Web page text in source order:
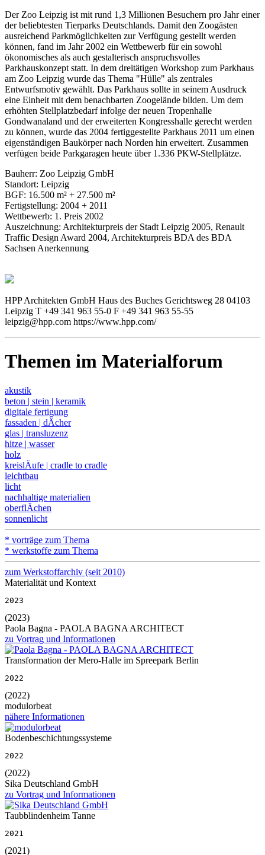
Der Zoo Leipzig ist mit rund 1,3 Millionen Besuchern pro Jahr einer
der beliebtesten Tierparks Deutschlands. Damit den Zoogästen
ausreichend Parkmöglichkeiten zur Verfügung gestellt werden
können, fand im Jahr 2002 ein Wettbewerb für ein sowohl
ökonomisches als auch gestalterisch anspruchsvolles
Parkhauskonzept statt. In dem dreitätigen Workshop zum Parkhaus
am Zoo Leipzig wurde das Thema "Hülle" als zentrales
Entwurfsmotiv gewählt. Das Parkhaus sollte in seinem Ausdruck
eine Einheit mit dem benachbarten Zoogelände bilden. Um dem
erhöhten Stellplatzbedarf infolge der neuen Tropenhalle
Gondwanaland und der erweiterten Kongresshalle gerecht werden
zu können, wurde das 2004 fertiggestellte Parkhaus 2011 um einen
eigenständigen Baukörper nach Norden hin erweitert. Zusammen
verfügen beide Parkgaragen heute über 1.336 PKW-Stellplätze.
Bauherr: Zoo Leipzig GmbH
Standort: Leipzig
BGF: 16.500 m² + 27.500 m²
Fertigstellung: 2004 + 2011
Wettbewerb: 1. Preis 2002
Auszeichnung: Architekturpreis der Stadt Leipzig 2005, Renault
Traffic Design Award 2004, Architekturpreis BDA des BDA
Sachsen Anerkennung
HPP Architekten GmbH Haus des Buches Gerichtsweg 28 04103
Leipzig T +49 341 963 55-0 F +49 341 963 55-55
leipzig@hpp.com https://www.hpp.com/
Themen im Materialforum
akustik
beton | stein | keramik
digitale fertigung
fassaden | dÄcher
glas | transluzenz
hitze | wasser
holz
kreislÄufe | cradle to cradle
leichtbau
licht
nachhaltige materialien
oberflÄchen
sonnenlicht
* vorträge zum Thema
* werkstoffe zum Thema
zum Werkstoffarchiv (seit 2010)
Materialität und Kontext
2023
(2023)
Paola Bagna - PAOLA BAGNA ARCHITECT
zu Vortrag und Informationen
Transformation der Mero-Halle im Spreepark Berlin
2022
(2022)
modulorbeat
nähere Informationen
Bodenbeschichtungssysteme
2022
(2022)
Sika Deutschland GmbH
zu Vortrag und Informationen
Taubblindenheim Tanne
2021
(2021)